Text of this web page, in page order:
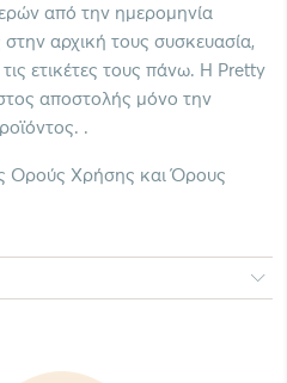
από την ημερομηνία
αρχική τους συσκευασία,
ετικέτες τους πάνω. Η Pretty
αποστολής μόνο την
.
Ορούς Χρήσης και Όρους